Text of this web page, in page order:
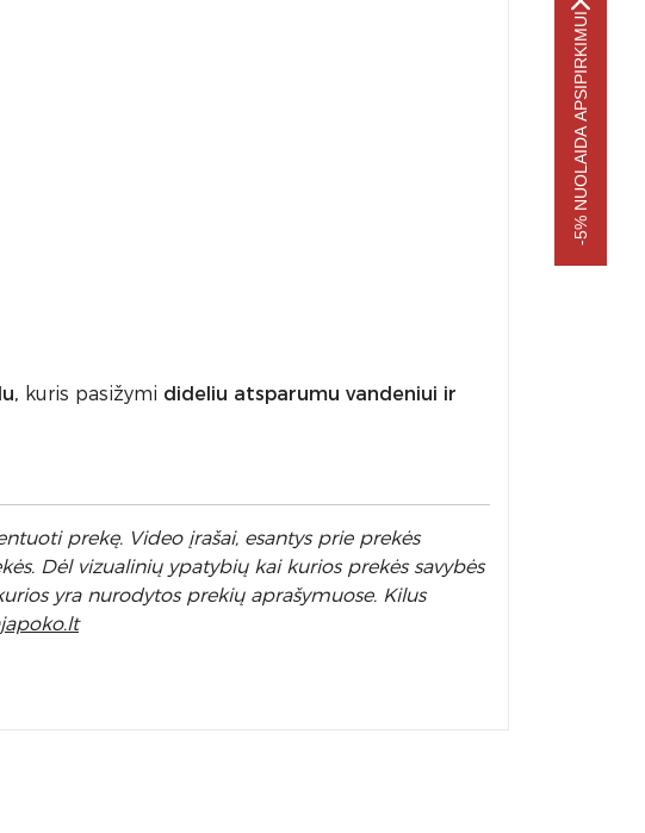
kuris pasižymi dideliu atsparumu vandeniui ir
prekę. Video įrašai, esantys prie prekės
Dėl vizualinių ypatybių kai kurios prekės savybės
yra nurodytos prekių aprašymuose. Kilus
-5% NUOLAIDA APSIPIRKIMUI